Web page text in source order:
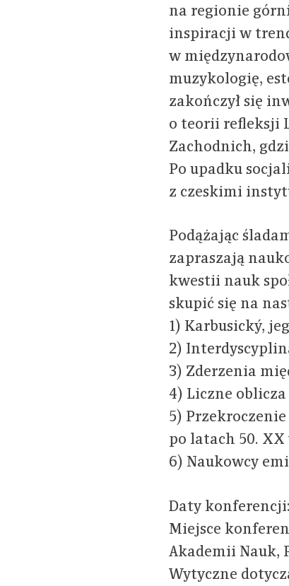
na regionie
inspiracji w
w
muzykologię,
zakończył się
o teorii refleksji
Zachodnich,
Po upadku
z czeskimi
Podążając
zapraszają
kwestii nauk
skupić się na
1) Karbusický,
2)
3) Zderzenia
4) Liczne
5)
po latach 50.
6) Naukowcy
Daty
Miejsce
Akademii Nauk,
Wytyczne